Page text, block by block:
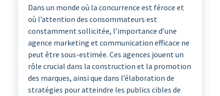
Dans un monde où la concurrence est féroce et
où l’attention des consommateurs est
constamment sollicitée, l’importance d’une
agence marketing et communication efficace ne
peut être sous-estimée. Ces agences jouent un
rôle crucial dans la construction et la promotion
des marques, ainsi que dans l’élaboration de
stratégies pour atteindre les publics cibles de